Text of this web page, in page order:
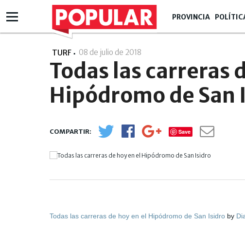
PROVINCIA
TURF 08 de julio de 2018
Todas las carreras
Hipódromo de San
Save
Todas las carreras de hoy en el Hipódromo de San Isidro by